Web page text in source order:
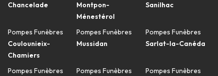
Chancelade
Pompes Funèbres
Coulounieix-
Chamiers
Pompes Funèbres
Montpon-
Ménestérol
Pompes Funèbres
Mussidan
Pompes Funèbres
Sanilhac
Pompes Funèbres
Sarlat-la-Canéda
Pompes Funèbres